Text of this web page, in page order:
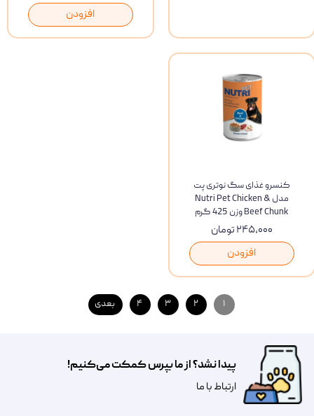
افزودن
کنسرو غذای سگ نوتری پت
مدل Nutri Pet Chicken &
Beef Chunk وزن 425 گرم
۲۴۵,۰۰۰ تومان
افزودن
۱ ۲ ۳ ۴ بعدی
پیدا نشد؟ از ما بپرس کمکت می‌کنیم!
​​​ارتباط با ما